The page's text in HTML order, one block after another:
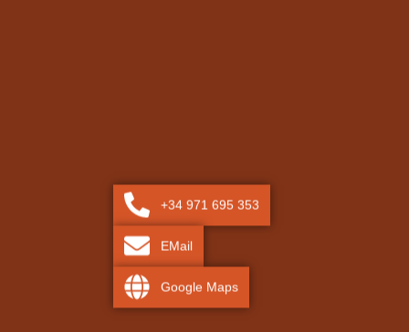
+34 971 695 353
EMail
Google Maps